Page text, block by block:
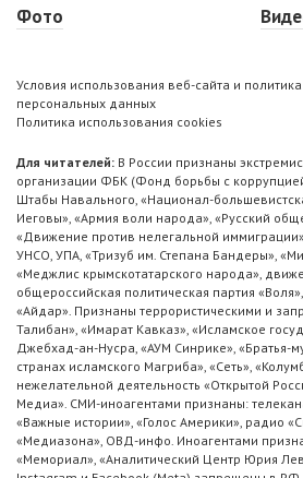
Фото
Условия использования веб-сайта и
персональных данных
Политика использования cookies
Для читателей: В России признаны
организации ФБК (Фонд борьбы с
Штабы Навального, «Национал-
Иеговы», «Армия воли народа», «Русский
«Движение против нелегальной
УНСО, УПА, «Тризуб им. Степана Бандеры»,
«Меджлис крымскотатарского народа»,
общероссийская политическая партия
«Айдар». Признаны террористическими и
Талибан», «Имарат Кавказ», «Исламское
Джебхад-ан-Нусра, «АУМ Синрике», «Братья-
странах исламского Магриба», «Сеть»,
нежелательной деятельность «Открытой
Медиа». СМИ-иноагентами признаны:
«Важные истории», «Голос Америки», радио
«Медиазона», ОВД-инфо. Иноагентами
«Мемориал», «Аналитический Центр Юрия